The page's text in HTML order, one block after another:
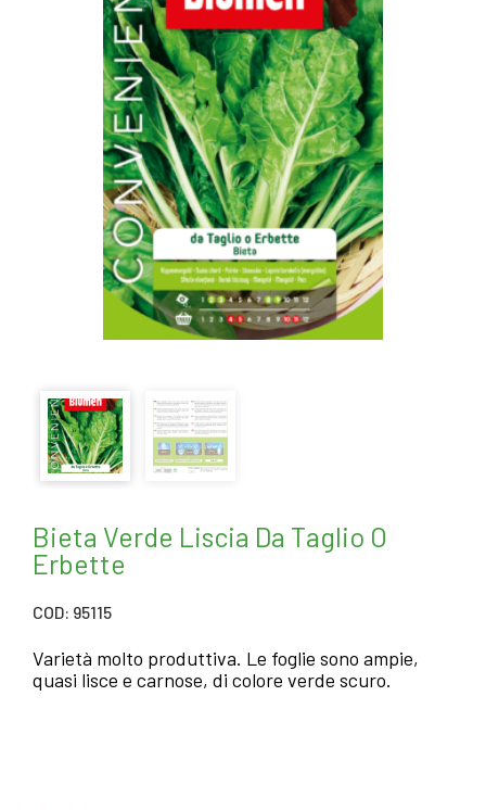
Bieta Verde Liscia Da Taglio O
Erbette
COD: 95115
Varietà molto produttiva. Le foglie sono ampie,
quasi lisce e carnose, di colore verde scuro.